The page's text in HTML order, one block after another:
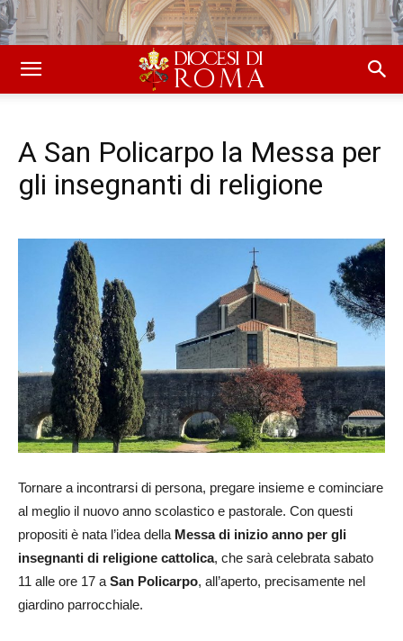
A San Policarpo la Messa per
gli insegnanti di religione
Tornare a incontrarsi di persona, pregare insieme e cominciare
al meglio il nuovo anno scolastico e pastorale. Con questi
propositi è nata l’idea della Messa di inizio anno per gli
insegnanti di religione cattolica, che sarà celebrata sabato
11 alle ore 17 a San Policarpo, all’aperto, precisamente nel
giardino parrocchiale.